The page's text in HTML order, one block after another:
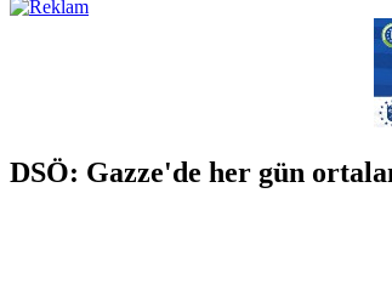
DSÖ: Gazze'de her gün